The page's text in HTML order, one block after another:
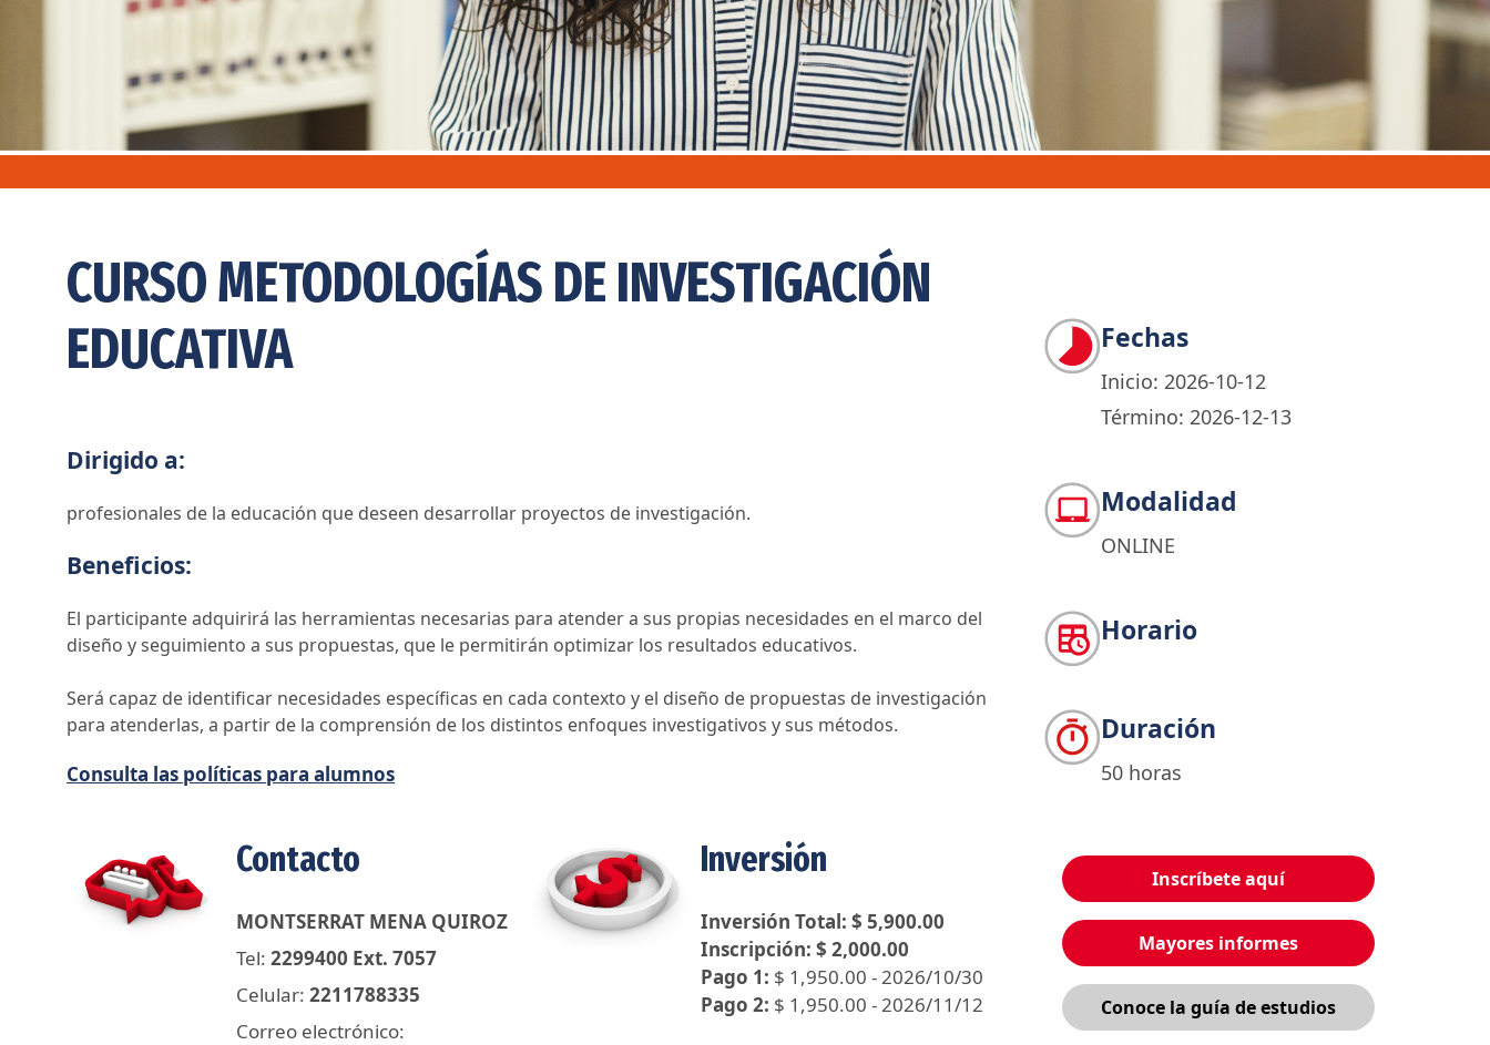
CURSO METODOLOGÍAS DE INVESTIGACIÓN
EDUCATIVA
Dirigido a:
profesionales de la educación que deseen desarrollar proyectos de investigación.
Beneficios:
El participante adquirirá las herramientas necesarias para atender a sus propias necesidades en el marco del
diseño y seguimiento a sus propuestas, que le permitirán optimizar los resultados educativos.
Será capaz de identificar necesidades específicas en cada contexto y el diseño de propuestas de investigación
para atenderlas, a partir de la comprensión de los distintos enfoques investigativos y sus métodos.
Consulta las políticas para alumnos
Contacto
MONTSERRAT MENA QUIROZ
Tel: 2299400 Ext. 7057
Celular: 2211788335
Correo electrónico:
Inversión
Inversión Total: $ 5,900.00
Inscripción: $ 2,000.00
Pago 1: $ 1,950.00 - 2026/10/30
Pago 2: $ 1,950.00 - 2026/11/12
Fechas
Inicio: 2026-10-12
Término: 2026-12-13
Modalidad
ONLINE
Horario
Duración
50 horas
Inscríbete aquí
Mayores informes
Conoce la guía de estudios